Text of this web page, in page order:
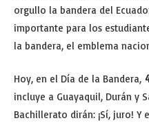
orgullo la bandera del
importante para los
la bandera, el emblema
Hoy, en el Día de la Bandera,
incluye a Guayaquil, Durán y
Bachillerato dirán: ¡Sí, juro!